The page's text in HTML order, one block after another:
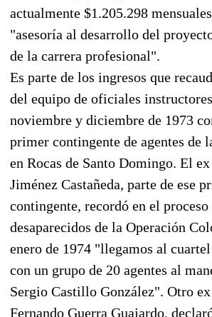
actualmente $1.205.298
"asesoría al desarrollo del
de la carrera profesional".
Es parte de los ingresos que
del equipo de oficiales
noviembre y diciembre de 1973
primer contingente de agentes de
en Rocas de Santo Domingo. El
Jiménez Castañeda, parte de ese
contingente, recordó en el
desaparecidos de la Operación
enero de 1974 "llegamos al
con un grupo de 20 agentes al
Sergio Castillo González". Otro ex
Fernando Guerra Guajardo,